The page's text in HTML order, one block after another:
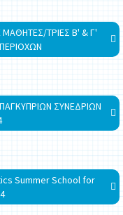
ΤΡΙΕΣ Β' & Γ'
ΠΑΓΚΥΠΡΙΩΝ ΣΥΝΕΔΡΙΩΝ
Summer School for